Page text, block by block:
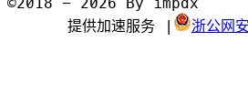
提供加速服务 | 浙公网